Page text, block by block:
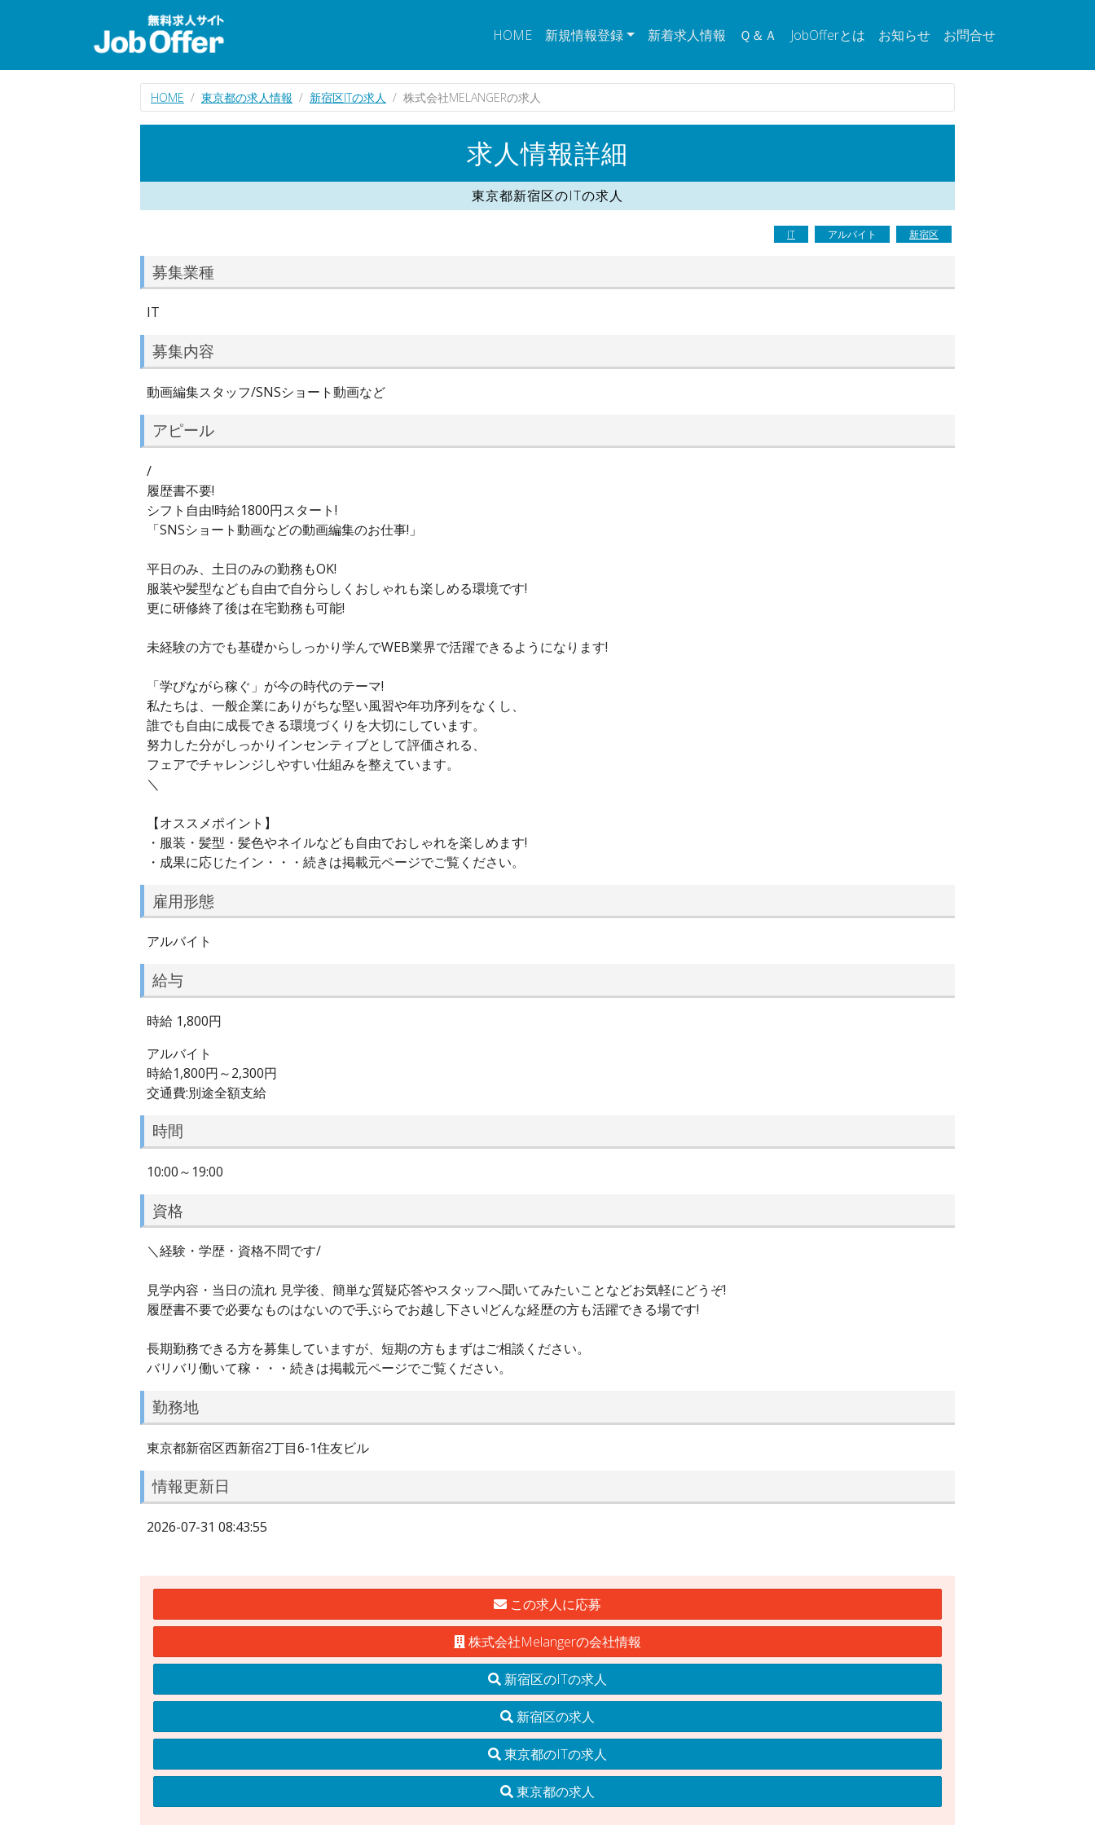
HOME 新規情報登録 新着求人情報 Ｑ＆Ａ JobOfferとは お知らせ お問合せ
HOME 東京都の求人情報 新宿区ITの求人 株式会社MELANGERの求人
求人情報詳細
東京都新宿区のITの求人
IT アルバイト 新宿区
募集業種
IT
募集内容
動画編集スタッフ/SNSショート動画など
アピール
/
履歴書不要!
シフト自由!時給1800円スタート!
「SNSショート動画などの動画編集のお仕事!」
平日のみ、土日のみの勤務もOK!
服装や髪型なども自由で自分らしくおしゃれも楽しめる環境です!
更に研修終了後は在宅勤務も可能!
未経験の方でも基礎からしっかり学んでWEB業界で活躍できるようになります!
「学びながら稼ぐ」が今の時代のテーマ!
私たちは、一般企業にありがちな堅い風習や年功序列をなくし、
誰でも自由に成長できる環境づくりを大切にしています。
努力した分がしっかりインセンティブとして評価される、
フェアでチャレンジしやすい仕組みを整えています。
＼
【オススメポイント】
・服装・髪型・髪色やネイルなども自由でおしゃれを楽しめます!
・成果に応じたイン・・・続きは掲載元ページでご覧ください。
雇用形態
アルバイト
給与
時給 1,800円
アルバイト
時給1,800円～2,300円
交通費:別途全額支給
時間
10:00～19:00
資格
＼経験・学歴・資格不問です/
見学内容・当日の流れ 見学後、簡単な質疑応答やスタッフへ聞いてみたいことなどお気軽にどうぞ!
履歴書不要で必要なものはないので手ぶらでお越し下さい!どんな経歴の方も活躍できる場です!
長期勤務できる方を募集していますが、短期の方もまずはご相談ください。
バリバリ働いて稼・・・続きは掲載元ページでご覧ください。
勤務地
東京都新宿区西新宿2丁目6-1住友ビル
情報更新日
2026-07-31 08:43:55
この求人に応募
株式会社Melangerの会社情報
新宿区のITの求人
新宿区の求人
東京都のITの求人
東京都の求人